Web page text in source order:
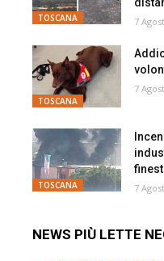
TOSCANA 7
TOSCANA
7
TOSCANA 7
NEWS PIÙ LETTE